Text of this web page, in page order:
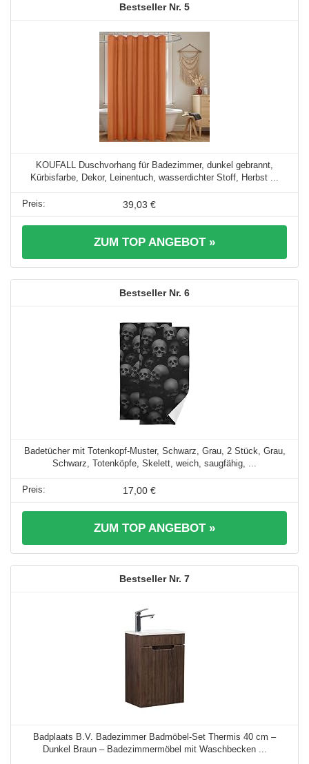
5
KOUFALL Duschvorhang für Badezimmer, dunkel gebrannt,
Kürbisfarbe, Dekor, Leinentuch, wasserdichter Stoff, Herbst ...
39,03 €
ZUM TOP ANGEBOT »
6
Badetücher mit Totenkopf-Muster, Schwarz, Grau, 2 Stück, Grau,
Schwarz, Totenköpfe, Skelett, weich, saugfähig, ...
17,00 €
ZUM TOP ANGEBOT »
7
Badplaats B.V. Badezimmer Badmöbel-Set Thermis 40 cm –
Dunkel Braun – Badezimmermöbel mit Waschbecken ...